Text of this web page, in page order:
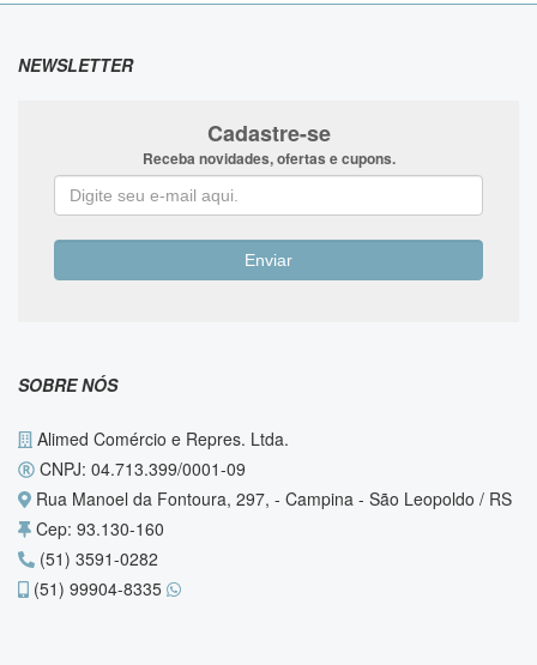
NEWSLETTER
Cadastre-se
Receba novidades, ofertas e cupons.
SOBRE NÓS
Alimed Comércio e Repres. Ltda.
CNPJ: 04.713.399/0001-09
Rua Manoel da Fontoura, 297, - Campina - São Leopoldo / RS
Cep: 93.130-160
(51) 3591-0282
(51) 99904-8335